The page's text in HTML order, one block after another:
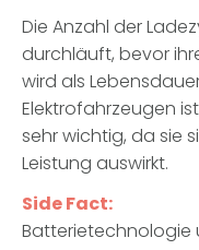
Die Anzahl der
durchläuft, bevor
wird als
Elektrofahrzeugen
sehr wichtig, da sie
Leistung auswirkt.
Side Fact:
Batterietechnologie